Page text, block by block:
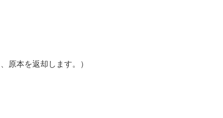
原本を返却します。）